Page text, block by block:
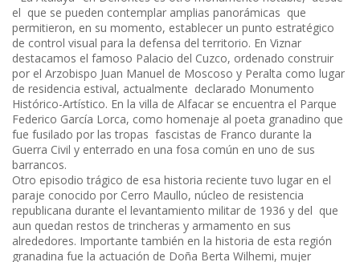
el que se pueden contemplar amplias panorámicas que
permitieron, en su momento, establecer un punto estratégico
de control visual para la defensa del territorio. En Viznar
destacamos el famoso Palacio del Cuzco, ordenado construir
por el Arzobispo Juan Manuel de Moscoso y Peralta como lugar
de residencia estival, actualmente declarado Monumento
Histórico-Artístico. En la villa de Alfacar se encuentra el Parque
Federico García Lorca, como homenaje al poeta granadino que
fue fusilado por las tropas fascistas de Franco durante la
Guerra Civil y enterrado en una fosa común en uno de sus
barrancos.
Otro episodio trágico de esa historia reciente tuvo lugar en el
paraje conocido por Cerro Maullo, núcleo de resistencia
republicana durante el levantamiento militar de 1936 y del que
aun quedan restos de trincheras y armamento en sus
alrededores. Importante también en la historia de esta región
granadina fue la actuación de Doña Berta Wilhemi, mujer